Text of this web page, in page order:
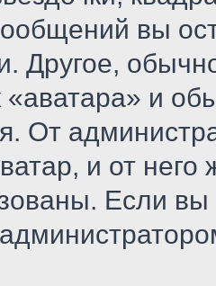
вы
Другое,
«аватара» и
От
и от него
Если